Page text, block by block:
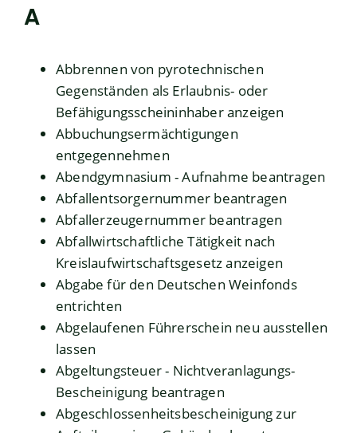
A
Abbrennen von pyrotechnischen
Gegenständen als Erlaubnis- oder
Befähigungsscheininhaber anzeigen
Abbuchungsermächtigungen
entgegennehmen
Abendgymnasium - Aufnahme beantragen
Abfallentsorgernummer beantragen
Abfallerzeugernummer beantragen
Abfallwirtschaftliche Tätigkeit nach
Kreislaufwirtschaftsgesetz anzeigen
Abgabe für den Deutschen Weinfonds
entrichten
Abgelaufenen Führerschein neu ausstellen
lassen
Abgeltungsteuer - Nichtveranlagungs-
Bescheinigung beantragen
Abgeschlossenheitsbescheinigung zur